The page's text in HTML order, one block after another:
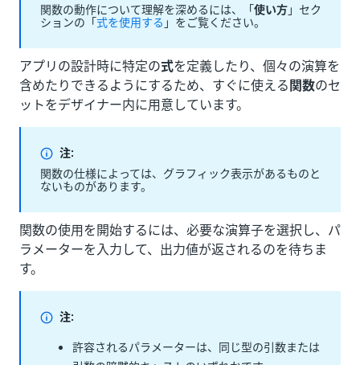
関数の動作について理解を深めるには、「使い方」セク
ションの「式を使用する 」をご覧ください。
アプリの設計時に特定の式を定義したり、個々の演算を
含めたりできるようにするため、すぐに使える関数のセ
ットをデザイナー内に用意しています。
注:
関数の仕様によっては、グラフィック表示があるものと
ないものがあります。
関数の使用を開始するには、必要な演算子を選択し、パ
ラメーターを入力して、出力値が返されるのを待ちま
す。
注:
許容されるパラメーターは、同じ型の引数または